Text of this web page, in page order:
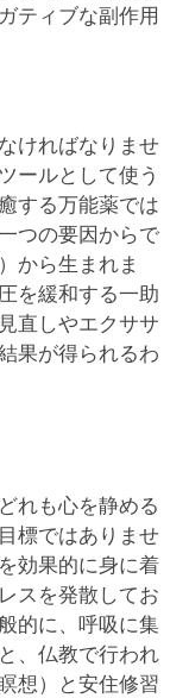
ティブな副作用
ければなりませ
ールとして使う
する万能薬では
つの要因からで
から生まれま
を緩和する一助
直しやエクササ
果が得られるわ
れも心を静める
標ではありませ
効果的に身に着
スを発散してお
的に、呼吸に集
、仏教で行われ
想）と安住修習